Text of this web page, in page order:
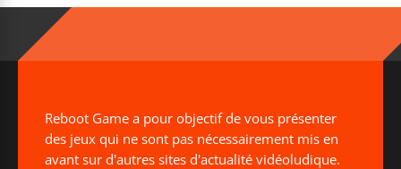
Reboot Game a pour objectif de vous présenter
des jeux qui ne sont pas nécessairement mis en
avant sur d'autres sites d'actualité vidéoludique.